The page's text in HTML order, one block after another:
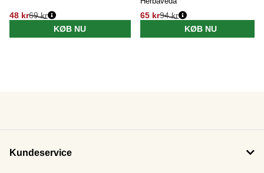
48 kr69 kr
KØB NU
65 kr94 kr
KØB NU
Kundeservice